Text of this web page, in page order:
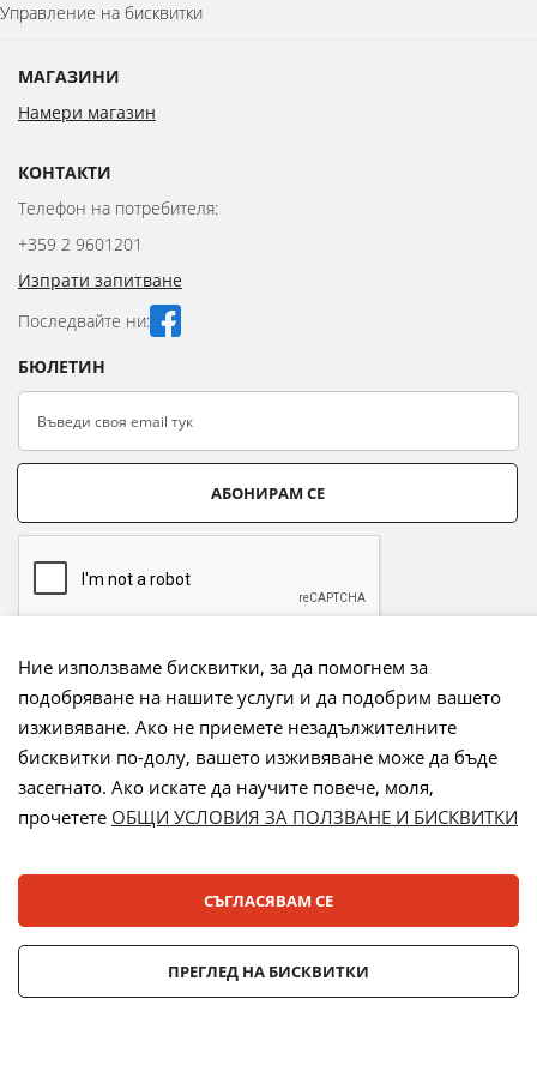
Управление на бисквитки
МАГАЗИНИ
Намери магазин
КОНТАКТИ
Телефон на потребителя:
+359 2 9601201
Изпрати запитване
Последвайте ни:
БЮЛЕТИН
АБОНИРАМ СЕ
Начини на плащане:
Лизинг:
Ние използваме бисквитки, за да помогнем за
подобряване на нашите услуги и да подобрим вашето
изживяване. Ако не приемете незадължителните
бисквитки по-долу, вашето изживяване може да бъде
засегнато. Ако искате да научите повече, моля,
прочетете ОБЩИ УСЛОВИЯ ЗА ПОЛЗВАНЕ И БИСКВИТКИ
СЪГЛАСЯВАМ СЕ
ПРЕГЛЕД НА БИСКВИТКИ